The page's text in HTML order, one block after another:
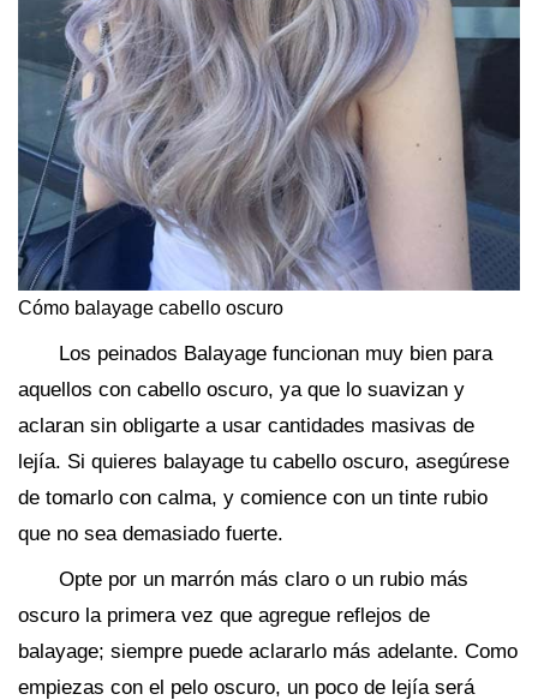
Cómo balayage cabello oscuro
Los peinados Balayage funcionan muy bien para
aquellos con cabello oscuro, ya que lo suavizan y
aclaran sin obligarte a usar cantidades masivas de
lejía. Si quieres balayage tu cabello oscuro, asegúrese
de tomarlo con calma, y comience con un tinte rubio
que no sea demasiado fuerte.
Opte por un marrón más claro o un rubio más
oscuro la primera vez que agregue reflejos de
balayage; siempre puede aclararlo más adelante. Como
empiezas con el pelo oscuro, un poco de lejía será